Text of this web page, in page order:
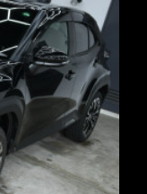
）スズキ・ジムニー
て水垢や汚れを除去
コーティングを施…